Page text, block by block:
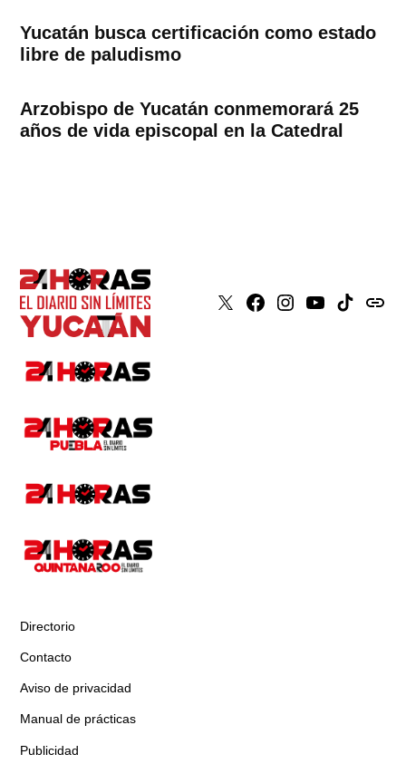
Yucatán busca certificación como estado
libre de paludismo
Arzobispo de Yucatán conmemorará 25
años de vida episcopal en la Catedral
X Faceboook
Instagram
YoutubeTiktokissuu
Directorio
Contacto
Aviso de privacidad
Manual de prácticas
Publicidad